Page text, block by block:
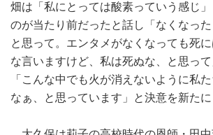
畑は「私にとっては酸素っていう感じ
のが当たり前だったと話し「なくなった
と思って。エンタメがなくなっても死
な言いますけど、私は死ぬな、と思って
「こんな中でも火が消えないように私
なぁ、と思っています」と決意を新たに